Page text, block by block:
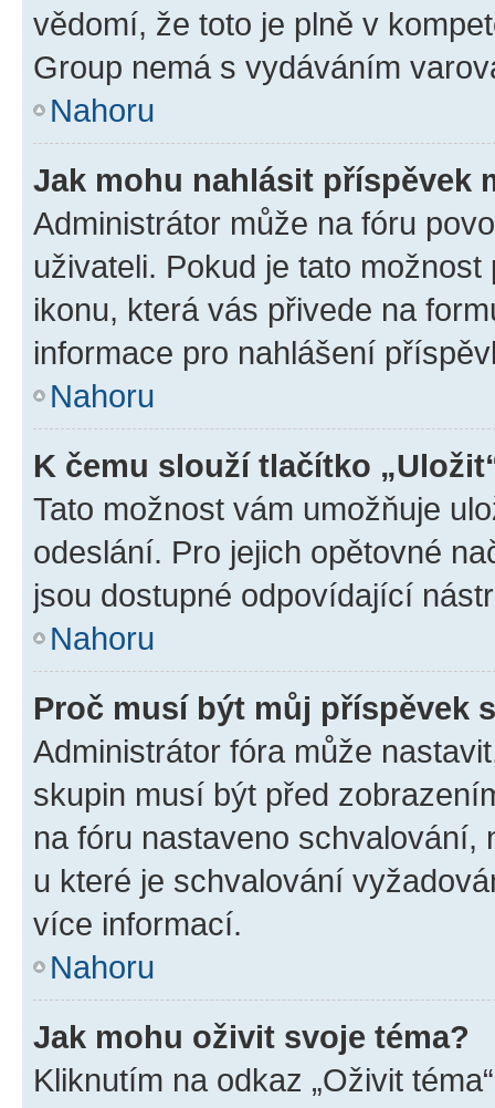
vědomí, že toto je plně v
Group nemá s vydáváním
Nahoru
Jak mohu nahlásit příspěvek
Administrátor může na fóru
uživateli. Pokud je tato
ikonu, která vás přivede na
informace pro nahlášení
Nahoru
K čemu slouží tlačítko
Tato možnost vám umožňuje
odeslání. Pro jejich opětovné
jsou dostupné odpovídající
Nahoru
Proč musí být můj příspěvek
Administrátor fóra může
skupin musí být před
na fóru nastaveno schvalování,
u které je schvalování
více informací.
Nahoru
Jak mohu oživit svoje téma?
Kliknutím na odkaz „Oživit